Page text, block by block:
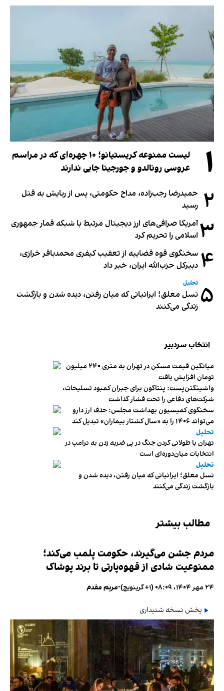
۱
لیست ممنوعه کریستیانو؛ ۱۰ چهره‌ای که در مراسم
عروسی رونالدو و جورجینا جایی ندارند
۲ حمیدرضا رجب‌زاده، مداح حکومتی، پس از ربایش به قتل
رسید
۳آمریکا صرافی‌های ارز دیجیتال مرتبط با شبکه قمار جمهوری
اسلامی را تحریم کرد
۴ سخنگوی قوه قضاییه از تعقیب کیفری محمدباقر خرازی،
دبیر‌کل حزب‌الله ایران، خبر داد
۵ تحلیل
نسل معلق؛ ایرانیانی که میان رفتن، دیده شدن و بازگشت
زندگی می‌کنند
انتخاب سردبیر
میانگین قیمت مسکن در تهران به متری ۲۴۰ میلیون
تومان افزایش یافت
واشینگتن‌پست: پنتاگون برای جبران کمبود تسلیحات،
شرکت‌های دفاعی را تحت فشار گذاشت
سخنگوی کمیسیون بهداشت مجلس: حذف ارز دارو
می‌تواند ۱۴۰۶ را به «سال کشتار بیماران» تبدیل کند
تحلیل
تهران با طولانی کردن جنگ در پی ضربه زدن به ترامپ در
انتخابات میان‌دوره‌ای است
تحلیل
نسل معلق؛ ایرانیانی که میان رفتن، دیده شدن و
بازگشت زندگی می‌کنند
مطالب بیشتر
مردم جشن می‌گیرند، حکومت پلمب می‌کند؛
ممنوعیت شادی از قهوه‌پارتی تا برند پوشاک
۲۴ مهر ۱۴۰۴، ۰۸:۰۹ (‎+۱ گرینویچ) •مریم مقدم
پخش نسخه شنیداری